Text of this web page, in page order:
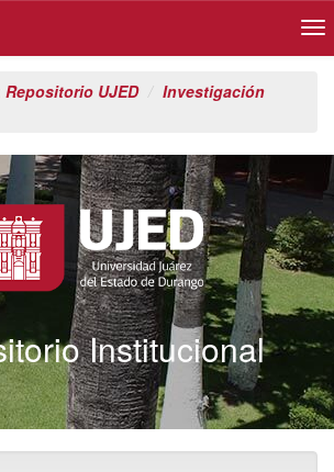
Repositorio UJED
Investigación
Institucional